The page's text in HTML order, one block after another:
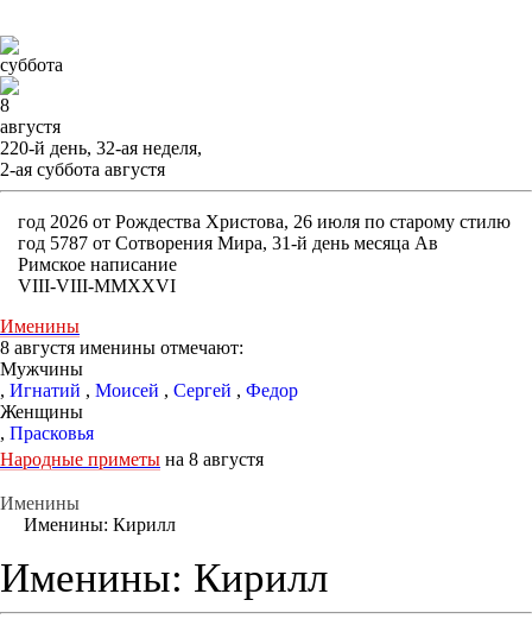
суббота
8
августя
220-й день, 32-ая неделя,
2-ая суббота августя
год 2026 от Рождества Христова, 26 июля по старому стилю
год 5787 от Сотворения Мира, 31-й день месяца Ав
Римское написание
VIII-VIII-MMXXVI
Именины
8 августя именины отмечают:
Мужчины
, Игнатий , Моисей , Сергей , Федор
Женщины
, Прасковья
Народные приметы на 8 августя
Именины
Именины: Кирилл
Именины: Кирилл